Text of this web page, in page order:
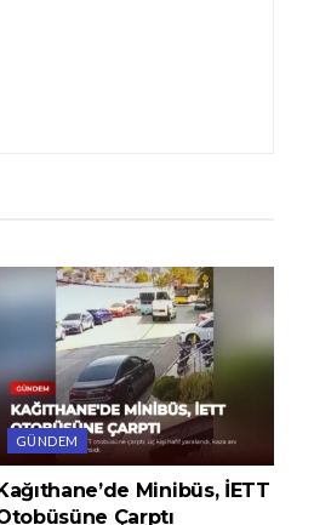
GÜNDEM
Minibüs, İETT
Çarptı